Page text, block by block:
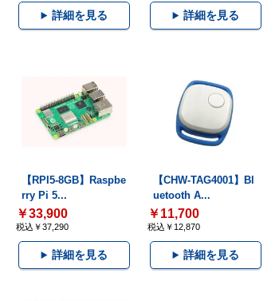
詳細を見る 詳細を見る
【RPI5-8GB】Raspbe
rry Pi 5...
￥33,900
税込￥37,290
詳細を見る
【CHW-TAG4001】Bl
uetooth A...
￥11,700
税込￥12,870
詳細を見る